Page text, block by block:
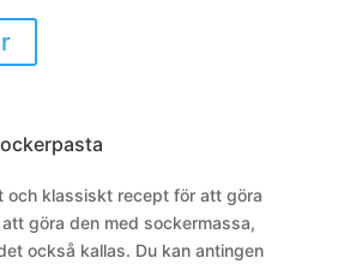
och klassiskt recept för att göra
göra den med sockermassa,
också kallas. Du kan antingen